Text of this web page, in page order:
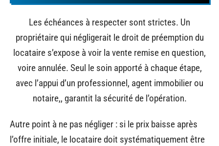
Les échéances à respecter sont strictes. Un
propriétaire qui négligerait le droit de préemption du
locataire s’expose à voir la vente remise en question,
voire annulée. Seul le soin apporté à chaque étape,
avec l’appui d’un professionnel, agent immobilier ou
notaire,, garantit la sécurité de l’opération.
Autre point à ne pas négliger : si le prix baisse après
l’offre initiale, le locataire doit systématiquement être